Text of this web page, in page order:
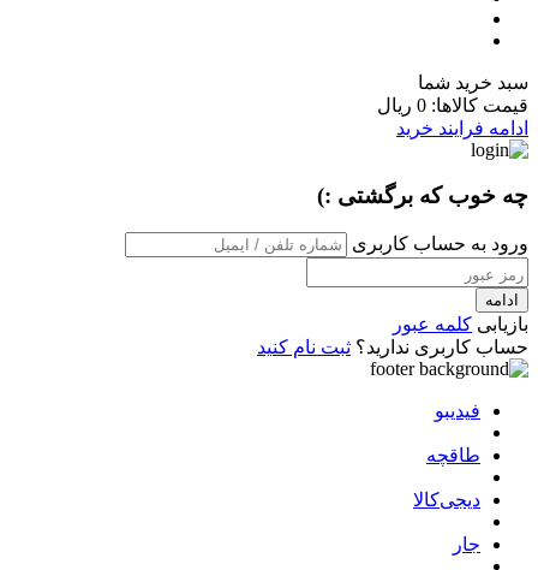
سبد خرید شما
قیمت کالاها: 0 ریال
ادامه فرایند خرید
چه خوب که برگشتی :)
ورود به حساب کاربری
ادامه
بازیابی کلمه عبور
حساب کاربری ندارید؟ ثبت نام کنید
فیدیبو
طاقچه
دیجی‌کالا
جار